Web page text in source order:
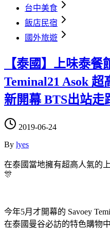
台中美食
飯店民宿
國外旅遊
【泰國】上味泰餐
Teminal21 Asok
新開幕 BTS出站走
2019-06-24
By lyes
在泰國當地擁有超高人氣的
🎊
今年5月才開幕的 Savoey
在泰國曼谷必訪的特色購物